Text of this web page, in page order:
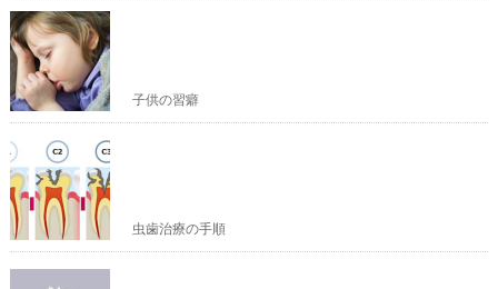
子供の習癖
虫歯治療の手順